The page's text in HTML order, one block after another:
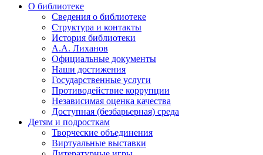
О библиотеке
Сведения о библиотеке
Структура и контакты
История библиотеки
А.А. Лиханов
Официальные документы
Наши достижения
Государственные услуги
Противодействие коррупции
Независимая оценка качества
Доступная (безбарьерная) среда
Детям и подросткам
Творческие объединения
Виртуальные выставки